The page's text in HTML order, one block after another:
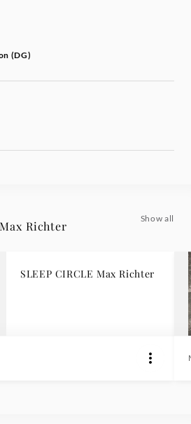
(DG)
Richter
Show all
SLEEP CIRCLE Max Richter